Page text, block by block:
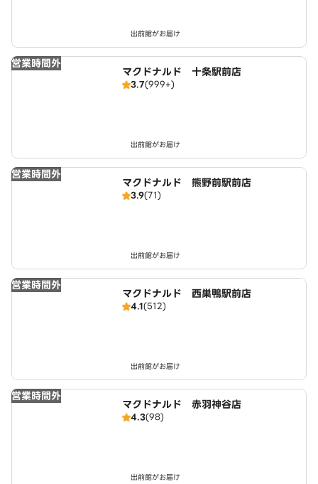
出前館がお届け
営業時間外
マクドナルド 十条駅前店
3.7(999+)
出前館がお届け
営業時間外
マクドナルド 熊野前駅前店
3.9(71)
出前館がお届け
営業時間外
マクドナルド 西巣鴨駅前店
4.1(512)
出前館がお届け
営業時間外
マクドナルド 赤羽神谷店
4.3(98)
出前館がお届け